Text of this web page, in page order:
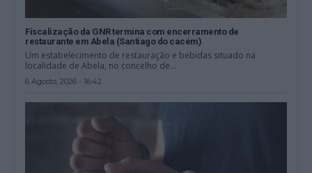
Fiscalização da GNR termina com encerramento de
restaurante em Abela (Santiago do cacém)
Um estabelecimento de restauração e bebidas situado na
localidade de Abela, no concelho de...
6 Agosto, 2026 - 16:42